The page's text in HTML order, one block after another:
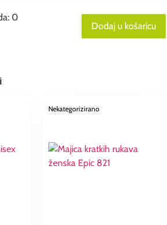
: 0
Dodaj u košaricu
Nekategorizirano